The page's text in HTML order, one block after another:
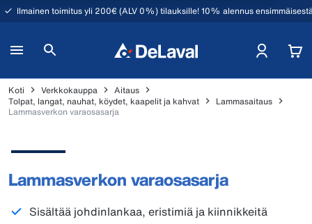
Ilmainen toimitus yli 200€ (ALV 0%) tilauksille! 10% alennus
Koti Verkkokauppa
Aitaus
Tolpat, langat, nauhat, köydet, kaapelit ja kahvat
Lammasaitaus
Lammasverkon varaosasarja
Lammasverkon varaosasarja
Sisältää johdinlankaa, eristimiä ja kiinnikkeitä